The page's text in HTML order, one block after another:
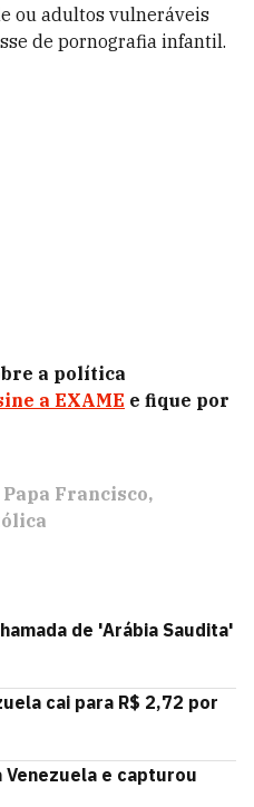
ou adultos vulneráveis
de pornografia infantil.
a política
a EXAME e fique por
Papa Francisco
de 'Arábia Saudita'
cai para R$ 2,72 por
Venezuela e capturou